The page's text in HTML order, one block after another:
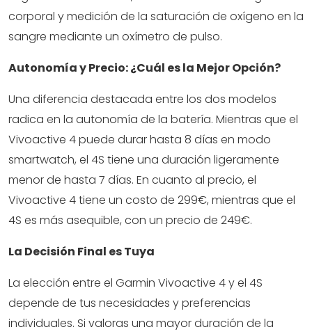
corporal y medición de la saturación de oxígeno en la
sangre mediante un oxímetro de pulso.
Autonomía y Precio: ¿Cuál es la Mejor Opción?
Una diferencia destacada entre los dos modelos
radica en la autonomía de la batería. Mientras que el
Vivoactive 4 puede durar hasta 8 días en modo
smartwatch, el 4S tiene una duración ligeramente
menor de hasta 7 días. En cuanto al precio, el
Vivoactive 4 tiene un costo de 299€, mientras que el
4S es más asequible, con un precio de 249€.
La Decisión Final es Tuya
La elección entre el Garmin Vivoactive 4 y el 4S
depende de tus necesidades y preferencias
individuales. Si valoras una mayor duración de la